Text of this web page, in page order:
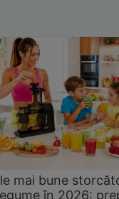
mai bune
în 2026: